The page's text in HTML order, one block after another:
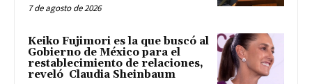
7 de agosto de 2026
Keiko Fujimori es la que buscó al
Gobierno de México para el
restablecimiento de relaciones,
reveló Claudia Sheinbaum